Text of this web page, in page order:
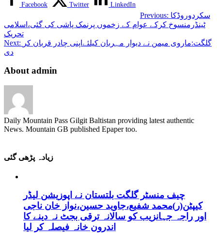
Facebook Twitter LinkedIn
Previous:
ٹینڈرمنسوخ کرکے عوام کے زخموں پرنمک پاشی کی گئی،اسلامی
تحریک
Next:
دی
About admin
Daily Mountain Pass Gilgit Baltistan providing latest authentic
News. Mountain GB published Epaper too.
زیادہ پڑھی گئی
چیف منسٹر گلگت بلتستان نے اپوزیشن لیڈر
کیپٹن(ر)محمد شفیع،جاوید حسین،نواز خان ناجی
اور راجہ جہانزیب کو سالانہ ترقی بجٹ نہ دینے کا
اندرون خانہ فیصلہ کر لیا